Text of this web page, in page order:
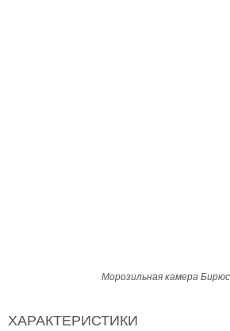
Морозильная камера
ХАРАКТЕРИСТИКИ